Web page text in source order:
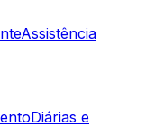
Assistência
Diárias e